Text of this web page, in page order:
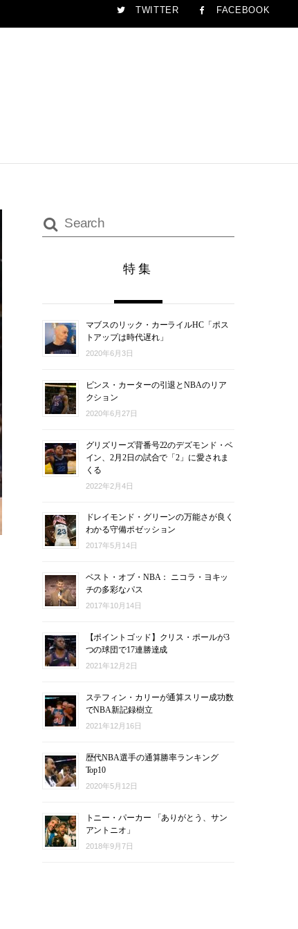
TWITTER FACEBOOK
特集
マブスのリック・カーライルHC「ポス
トアップは時代遅れ」
2020年6月3日
ビンス・カーターの引退とNBAのリア
クション
2020年6月27日
グリズリーズ背番号22のデズモンド・ベ
イン、2月2日の試合で「2」に愛されま
くる
2022年2月4日
ドレイモンド・グリーンの万能さが良く
わかる守備ポゼッション
2017年5月14日
ベスト・オブ・NBA： ニコラ・ヨキッ
チの多彩なパス
2017年10月14日
【ポイントゴッド】クリス・ポールが3
つの球団で17連勝達成
2021年12月2日
ステフィン・カリーが通算スリー成功数
でNBA新記録樹立
2021年12月16日
歴代NBA選手の通算勝率ランキング
Top10
2020年5月12日
トニー・パーカー 「ありがとう、サン
アントニオ」
2018年9月7日